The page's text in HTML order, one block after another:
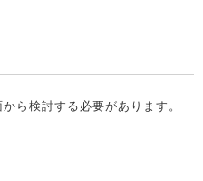
ら検討する必要があります。